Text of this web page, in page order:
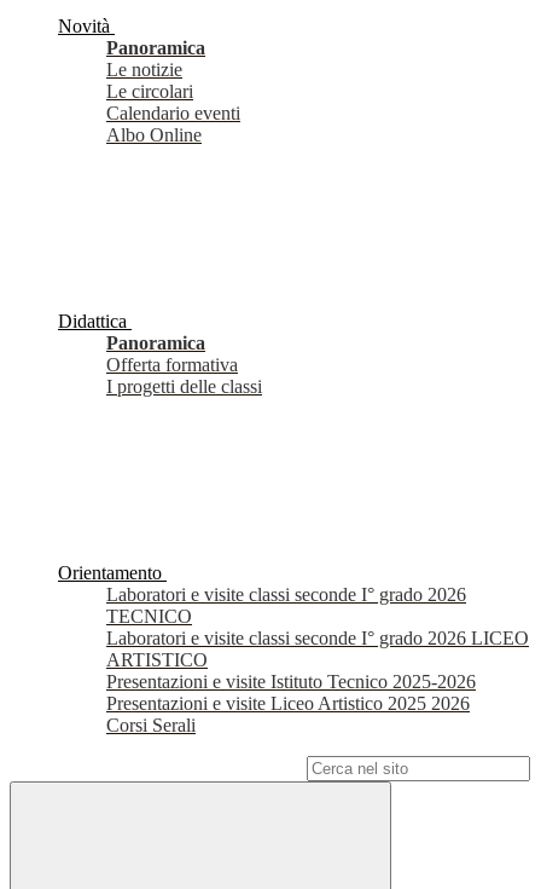
Novità
Panoramica
Le notizie
Le circolari
Calendario eventi
Albo Online
Didattica
Panoramica
Offerta formativa
I progetti delle classi
Orientamento
Laboratori e visite classi seconde I° grado 2026
TECNICO
Laboratori e visite classi seconde I° grado 2026 LICEO
ARTISTICO
Presentazioni e visite Istituto Tecnico 2025-2026
Presentazioni e visite Liceo Artistico 2025 2026
Corsi Serali